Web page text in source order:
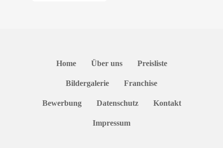
Home Über uns Preisliste
Bildergalerie Franchise
Bewerbung Datenschutz Kontakt
Impressum